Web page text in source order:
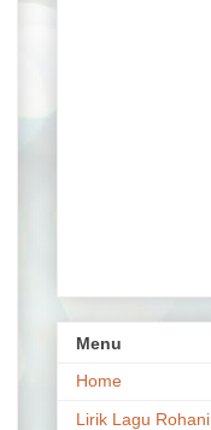
Menu
Home
Lirik Lagu Rohani